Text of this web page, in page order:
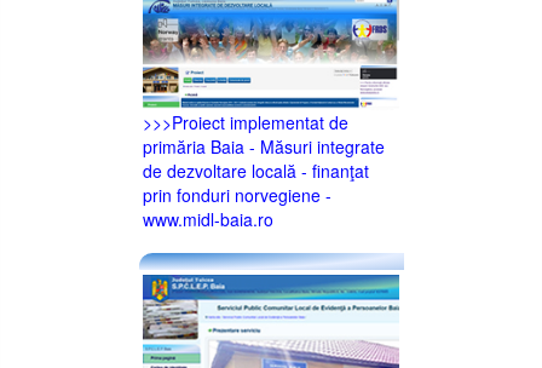
>>>Proiect implementat de
primăria Baia - Măsuri integrate
de dezvoltare locală - finanţat
prin fonduri norvegiene -
www.midl-baia.ro